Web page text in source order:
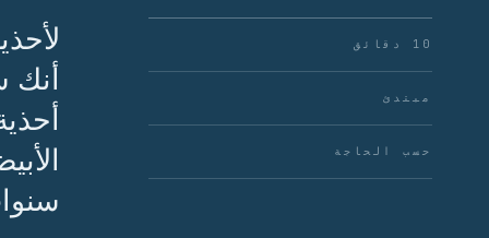
10 دقائق
مبتدئ
حسب الحاجة
أنك